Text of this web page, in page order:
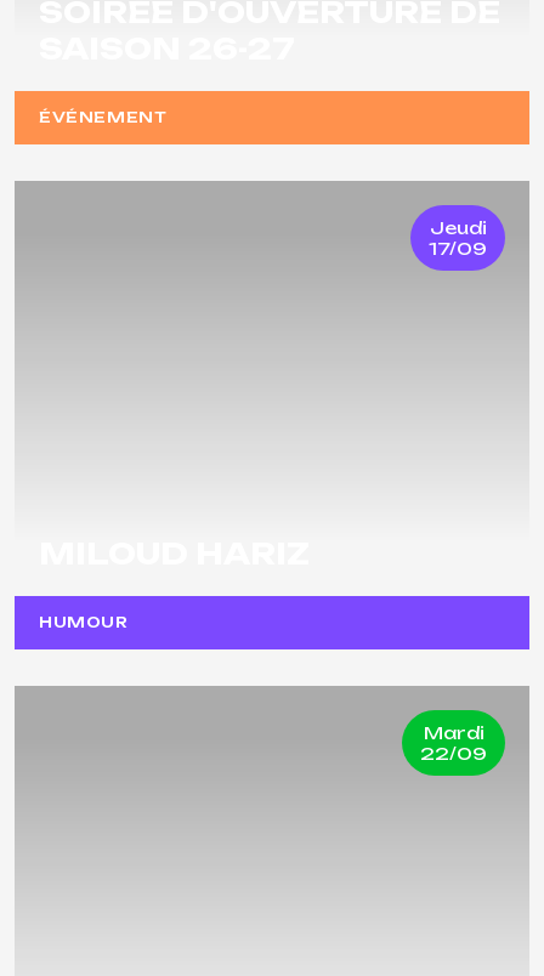
ÉVÉNEMENT
Jeudi
17/09
HUMOUR
Mardi
22/09